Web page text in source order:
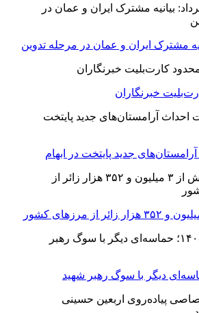
مشترک ایران و عمان در مرحله تدوین
خبرنگاران
جدید پایتخت در ابهام